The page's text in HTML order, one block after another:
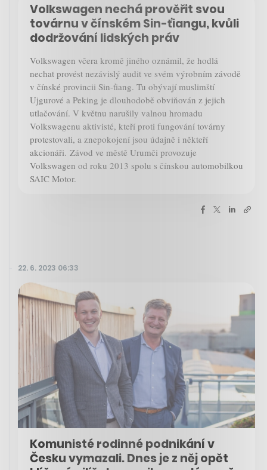
Volkswagen nechá prověřit svou
továrnu v čínském Sin-ťiangu, kvůli
dodržování lidských práv
Volkswagen včera kromě jiného oznámil, že hodlá
nechat provést nezávislý audit ve svém výrobním závodě
v čínské provincii Sin-ťiang. Tu obývají muslimští
Ujgurové a Peking je dlouhodobě obviňován z jejich
utlačování. V květnu narušily valnou hromadu
Volkswagenu aktivisté, kteří proti fungování továrny
protestovali, a znepokojení jsou údajně i někteří
akcionáři. Závod ve městě Urumči provozuje
Volkswagen od roku 2013 spolu s čínskou automobilkou
SAIC Motor.
22. 6. 2023 06:33
Komunisté rodinné podnikání v
Česku vymazali. Dnes je z něj opět